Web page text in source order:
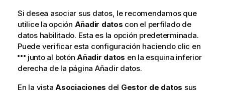
Si desea asociar sus datos, le recomendamos que
utilice la opción Añadir datos con el perfilado de
datos habilitado. Esta es la opción predeterminada.
Puede verificar esta configuración haciendo clic en
junto al botón Añadir datos en la esquina inferior
derecha de la página Añadir datos.
En la vista Asociaciones del Gestor de datos sus